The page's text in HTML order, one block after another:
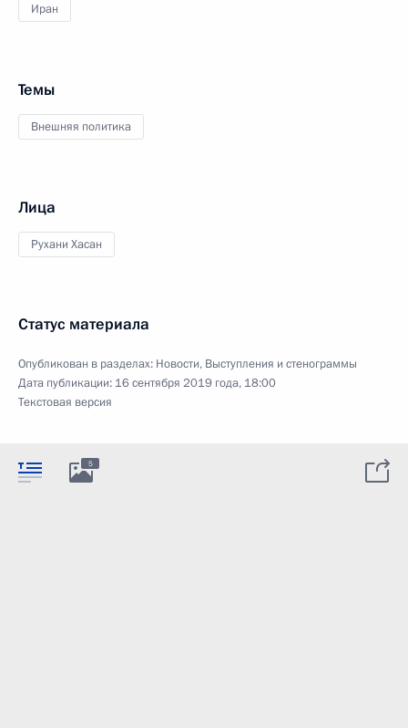
Иран
Темы
Внешняя политика
Лица
Рухани Хасан
Статус материала
Опубликован в разделах: Новости, Выступления и стенограммы
Дата публикации: 16 сентября 2019 года, 18:00
Текстовая версия
5